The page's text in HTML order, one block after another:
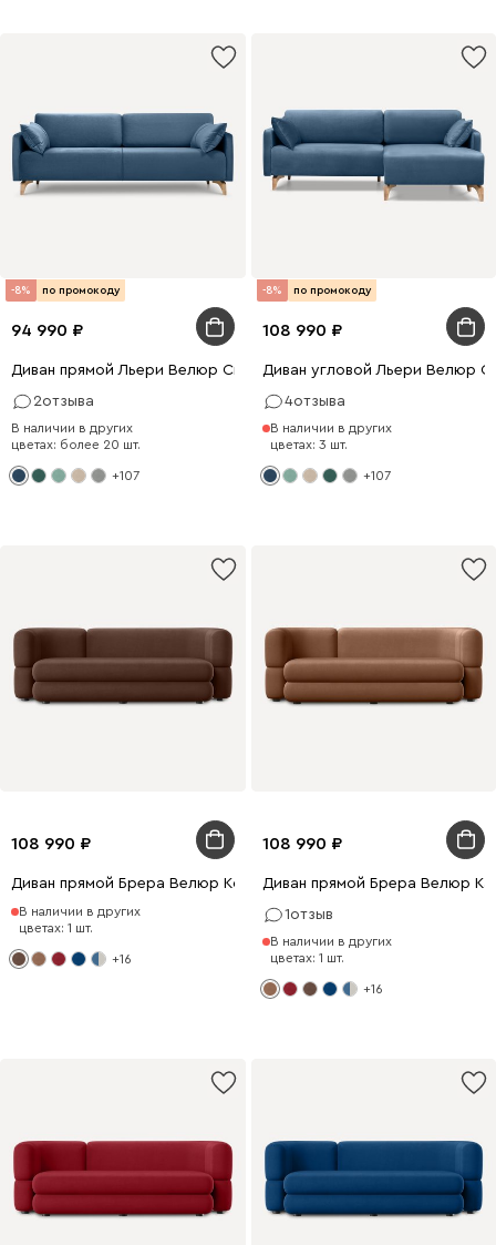
-8% по промокоду
94 990
Диван прямой Льери Велюр Синий
2отзыва
В наличии в других
цветах: более 20 шт.
+107
-8% по промокоду
108 990
Диван угловой Льери Велюр
4отзыва
В наличии в других
цветах: 3 шт.
+107
108 990
Диван прямой Брера Велюр Коричневый
В наличии в других
цветах: 1 шт.
+16
108 990
Диван прямой Брера Велюр
1отзыв
В наличии в других
цветах: 1 шт.
+16